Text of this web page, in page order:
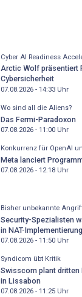
Cyber AI Readiness
Arctic Wolf präsentiert
Cybersicherheit
07.08.2026 - 14:33Uhr
Wo sind all die Aliens?
Das Fermi-Paradoxon
07.08.2026 - 11:00Uhr
Konkurrenz für OpenAI
Meta lanciert
07.08.2026 - 12:18Uhr
Bisher unbekannte
Security-Spezialisten
in NAT-
07.08.2026 - 11:50Uhr
Syndicom übt Kritik
Swisscom plant
in Lissabon
07.08.2026 - 11:25Uhr